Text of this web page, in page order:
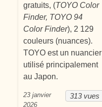
gratuits, (TOYO Color
Finder, TOYO 94
Color Finder), 2 129
couleurs (nuances).
TOYO est un nuancier
utilisé principalement
au Japon.
313 vues
23 janvier
2026